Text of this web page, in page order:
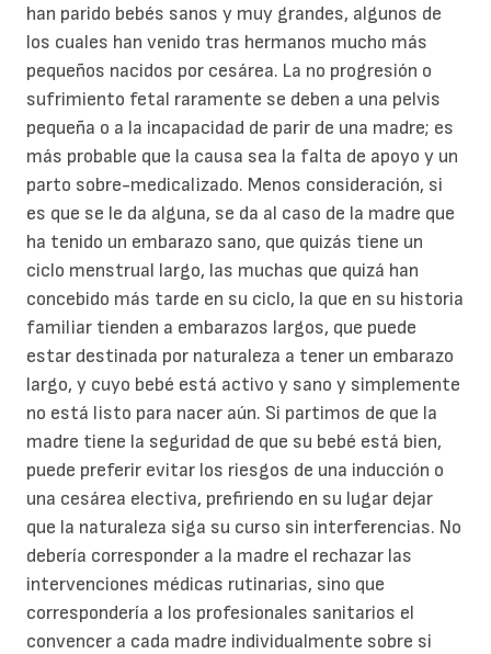
han parido bebés sanos y muy grandes, algunos de
los cuales han venido tras hermanos mucho más
pequeños nacidos por cesárea. La no progresión o
sufrimiento fetal raramente se deben a una pelvis
pequeña o a la incapacidad de parir de una madre; es
más probable que la causa sea la falta de apoyo y un
parto sobre-medicalizado. Menos consideración, si
es que se le da alguna, se da al caso de la madre que
ha tenido un embarazo sano, que quizás tiene un
ciclo menstrual largo, las muchas que quizá han
concebido más tarde en su ciclo, la que en su historia
familiar tienden a embarazos largos, que puede
estar destinada por naturaleza a tener un embarazo
largo, y cuyo bebé está activo y sano y simplemente
no está listo para nacer aún. Si partimos de que la
madre tiene la seguridad de que su bebé está bien,
puede preferir evitar los riesgos de una inducción o
una cesárea electiva, prefiriendo en su lugar dejar
que la naturaleza siga su curso sin interferencias. No
debería corresponder a la madre el rechazar las
intervenciones médicas rutinarias, sino que
correspondería a los profesionales sanitarios el
convencer a cada madre individualmente sobre si